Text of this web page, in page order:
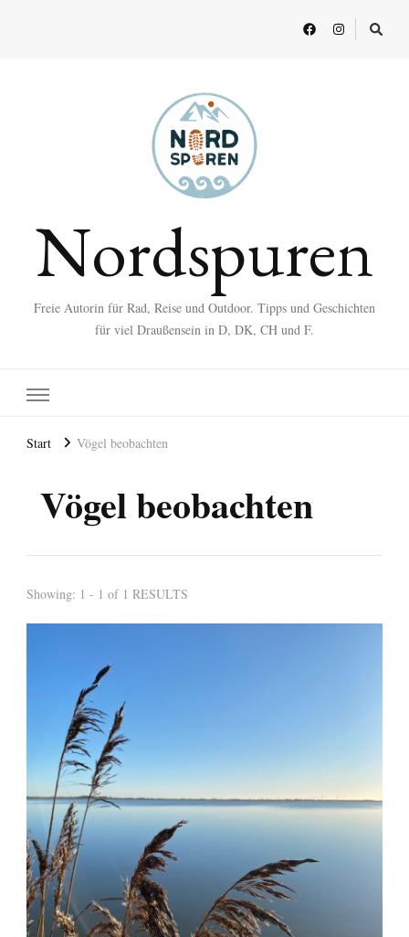
Nordspuren
Freie Autorin für Rad, Reise und Outdoor. Tipps und Geschichten
für viel Draußensein in D, DK, CH und F.
Start Vögel beobachten
Vögel beobachten
Showing: 1 - 1 of 1 RESULTS